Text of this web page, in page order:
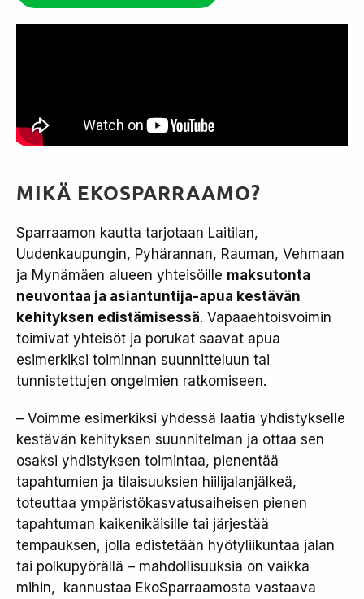
MIKÄ EKOSPARRAAMO?
Sparraamon kautta tarjotaan Laitilan,
Uudenkaupungin, Pyhärannan, Rauman, Vehmaan
ja Mynämäen alueen yhteisöille maksutonta
neuvontaa ja asiantuntija-apua kestävän
kehityksen edistämisessä. Vapaaehtoisvoimin
toimivat yhteisöt ja porukat saavat apua
esimerkiksi toiminnan suunnitteluun tai
tunnistettujen ongelmien ratkomiseen.
– Voimme esimerkiksi yhdessä laatia yhdistykselle
kestävän kehityksen suunnitelman ja ottaa sen
osaksi yhdistyksen toimintaa, pienentää
tapahtumien ja tilaisuuksien hiilijalanjälkeä,
toteuttaa ympäristökasvatusaiheisen pienen
tapahtuman kaikenikäisille tai järjestää
tempauksen, jolla edistetään hyötyliikuntaa jalan
tai polkupyörällä – mahdollisuuksia on vaikka
mihin, kannustaa EkoSparraamosta vastaava